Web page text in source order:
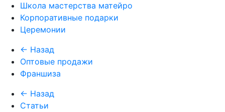
Школа мастерства матейро
Корпоративные подарки
Церемонии
← Назад
Оптовые продажи
Франшиза
← Назад
Статьи